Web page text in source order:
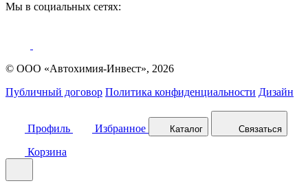
Мы в социальных сетях:
© ООО «Автохимия-Инвест», 2026
Публичный договор Политика конфиденциальности Дизайн
Профиль Избранное Каталог Связаться
Корзина